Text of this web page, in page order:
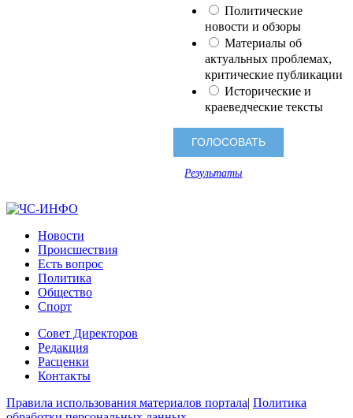
Политические
новости и обзоры
Материалы об
актуальных проблемах,
критические публикации
Исторические и
краеведческие тексты
Результаты
Новости
Происшествия
Есть вопрос
Политика
Общество
Спорт
Совет Директоров
Редакция
Расценки
Контакты
Правила использования материалов портала| Политика